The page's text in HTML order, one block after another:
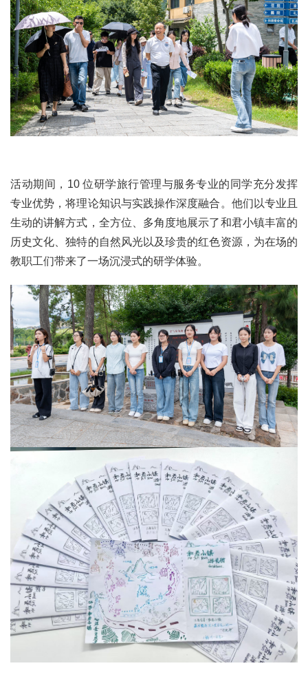
活动期间，10 位研学旅行管理与服务专业的同学充分发挥
专业优势，将理论知识与实践操作深度融合。他们以专业且
生动的讲解方式，全方位、多角度地展示了和君小镇丰富的
历史文化、独特的自然风光以及珍贵的红色资源，为在场的
教职工们带来了一场沉浸式的研学体验。